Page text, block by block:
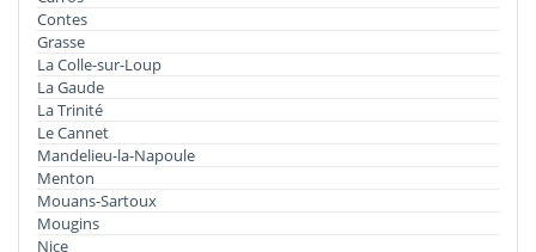
Contes
Grasse
La Colle-sur-Loup
La Gaude
La Trinité
Le Cannet
Mandelieu-la-Napoule
Menton
Mouans-Sartoux
Mougins
Nice